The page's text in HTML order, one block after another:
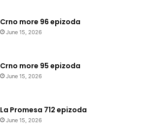
Crno more 96 epizoda
June 15, 2026
Crno more 95 epizoda
June 15, 2026
La Promesa 712 epizoda
June 15, 2026